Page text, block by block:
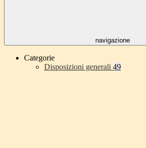
navigazione
Categorie
Disposizioni generali 49